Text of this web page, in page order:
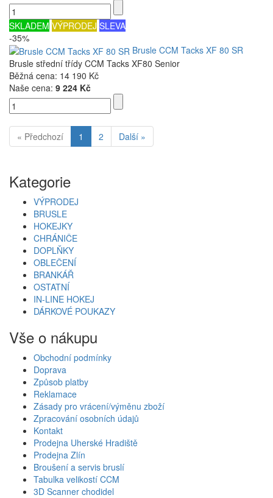
SKLADEM VÝPRODEJ SLEVA
-35%
Brusle CCM Tacks XF 80 SR
Brusle střední třídy CCM Tacks XF80 Senior
Běžná cena: 14 190 Kč
Naše cena: 9 224 Kč
« Předchozí 1 2 Další »
Kategorie
VÝPRODEJ
BRUSLE
HOKEJKY
CHRÁNIČE
DOPLŇKY
OBLEČENÍ
BRANKÁŘ
OSTATNÍ
IN-LINE HOKEJ
DÁRKOVÉ POUKAZY
Vše o nákupu
Obchodní podmínky
Doprava
Způsob platby
Reklamace
Zásady pro vrácení/výměnu zboží
Zpracování osobních údajů
Kontakt
Prodejna Uherské Hradiště
Prodejna Zlín
Broušení a servis bruslí
Tabulka velikostí CCM
3D Scanner chodidel